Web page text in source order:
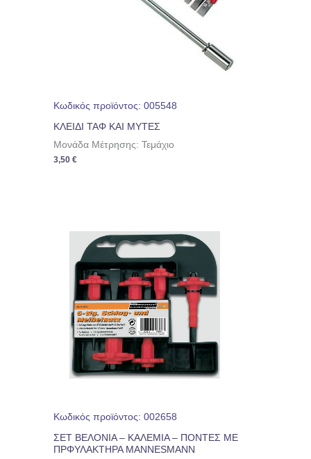
Κωδικός προϊόντος: 005548
ΚΛΕΙΔΙ ΤΑΦ ΚΑΙ ΜΥΤΕΣ
Μονάδα Μέτρησης: Τεμάχιο
3,50€
Κωδικός προϊόντος: 002658
ΣΕΤ ΒΕΛΟΝΙΑ – ΚΑΛΕΜΙΑ – ΠΟΝΤΕΣ ΜΕ
ΠΡΦΥΛΑΚΤΗΡΑ MANNESMANN